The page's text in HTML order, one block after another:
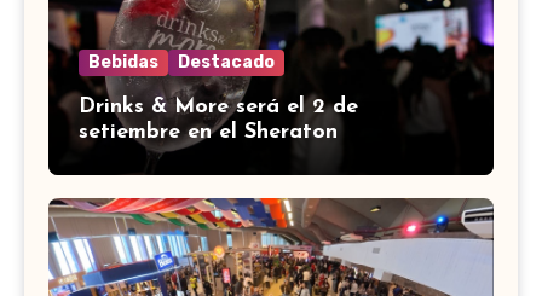
Bebidas Destacado
Drinks & More será el 2 de
setiembre en el Sheraton